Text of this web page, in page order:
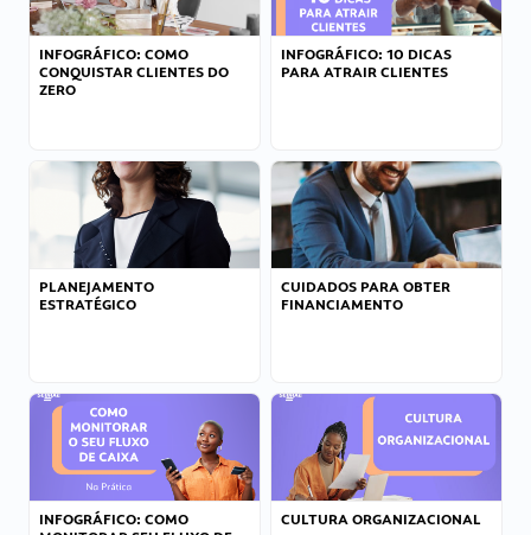
INFOGRÁFICO: COMO
CONQUISTAR CLIENTES DO
ZERO
INFOGRÁFICO: 10 DICAS
PARA ATRAIR CLIENTES
PLANEJAMENTO
ESTRATÉGICO
CUIDADOS PARA OBTER
FINANCIAMENTO
INFOGRÁFICO: COMO
CULTURA ORGANIZACIONAL